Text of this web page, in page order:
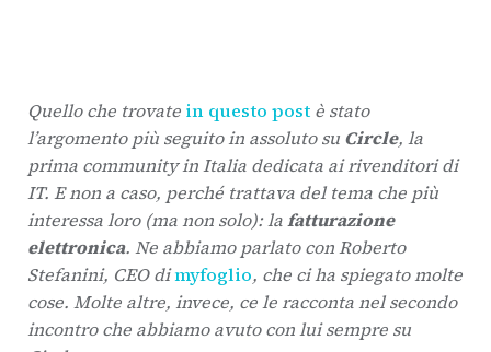
Quello che trovate in questo post è stato
l’argomento più seguito in assoluto su Circle, la
prima community in Italia dedicata ai rivenditori di
IT. E non a caso, perché trattava del tema che più
interessa loro (ma non solo): lafatturazione
elettronica. Ne abbiamo parlato con Roberto
Stefanini, CEO dimyfoglio, che ci ha spiegato molte
cose. Molte altre, invece, ce le racconta nel secondo
incontro che abbiamo avuto con lui sempre su